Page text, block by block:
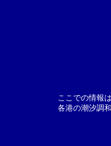
ここでの情報
各港の潮汐調